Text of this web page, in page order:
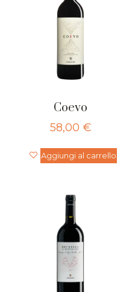
Coevo
58,00 €
Aggiungi al carrello